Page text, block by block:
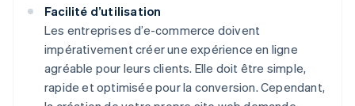
Facilité d’utilisation
Les entreprises d’e-commerce doivent
impérativement créer une expérience en ligne
agréable pour leurs clients. Elle doit être simple,
rapide et optimisée pour la conversion. Cependant,